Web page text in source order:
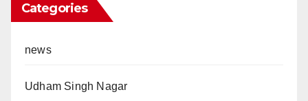
Categories
news
Udham Singh Nagar